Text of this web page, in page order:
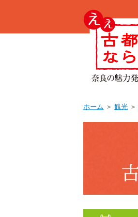
ホーム ＞ 観光 ＞